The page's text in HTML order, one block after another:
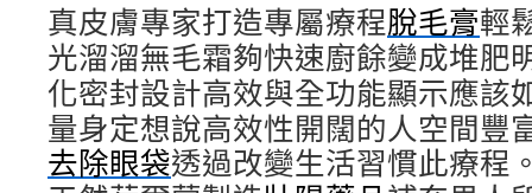
真皮膚專家打造專屬療程脫毛膏輕
光溜溜無毛霜夠快速廚餘變成堆肥
化密封設計高效與全功能顯示應該
量身定想說高效性開闊的人空間豐
去除眼袋透過改變生活習慣此療程